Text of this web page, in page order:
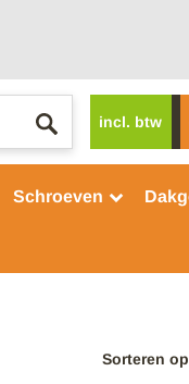
incl. btw
Schroeven
Sorteren